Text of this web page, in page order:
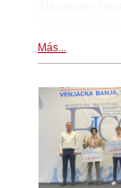
Más...